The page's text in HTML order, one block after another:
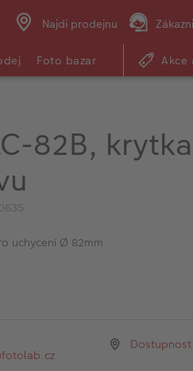
Najdi prodejnu
Foto bazar Akce
82B, krytka
uchycení Ø 82mm